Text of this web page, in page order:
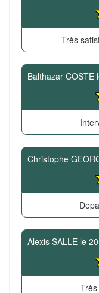
Très
Balthazar COSTE
Christophe
Alexis SALLE le